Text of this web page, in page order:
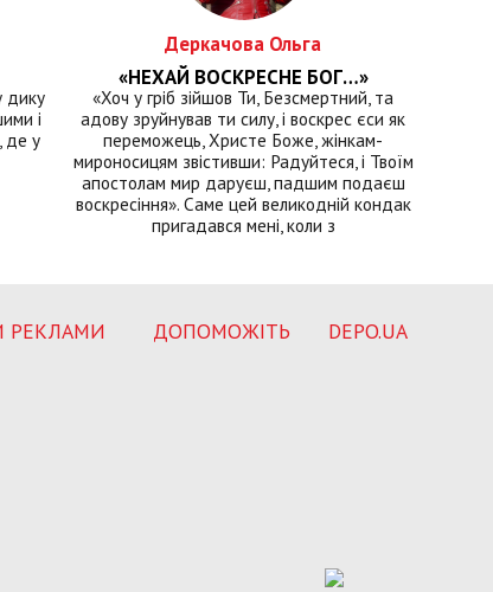
дику
і
де у
Деркачова Ольга
«НЕХАЙ ВОСКРЕСНЕ БОГ…»
«Хоч у гріб зійшов Ти, Безсмертний, та
адову зруйнував ти силу, і воскрес єси як
переможець, Христе Боже, жінкам-
мироносицям звістивши: Радуйтеся, і Твоїм
апостолам мир даруєш, падшим подаєш
воскресіння». Саме цей великодній кондак
пригадався мені, коли з
РЕКЛАМИ ДОПОМОЖІТЬ DEPO.UA